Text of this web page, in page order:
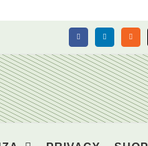
FacebookLinkedIn Rss